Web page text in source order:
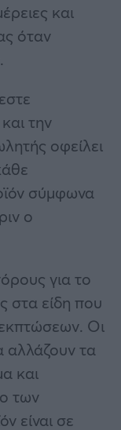
και
όταν
την
οφείλει
σύμφωνα
ο
για το
στα είδη που
Οι
αλλάζουν τα
και
των
είναι σε